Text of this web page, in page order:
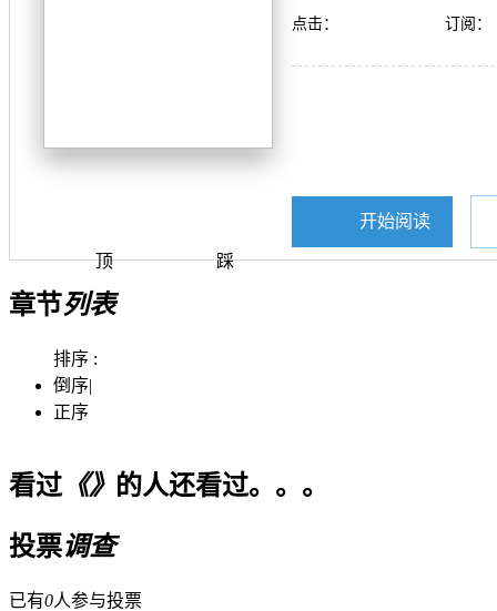
顶 踩
点击：
订阅：
开始阅读
章节列表
排序 :
倒序|
正序
看过《》 的人还看过。。。
投票调查
已有0人参与投票